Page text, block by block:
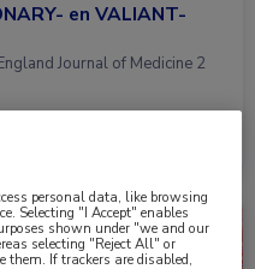
en VALIANT-
Journal of Medicine 2
personal data, like browsing
Selecting "I Accept" enables
shown under "we and our
selecting "Reject All" or
If trackers are disabled,